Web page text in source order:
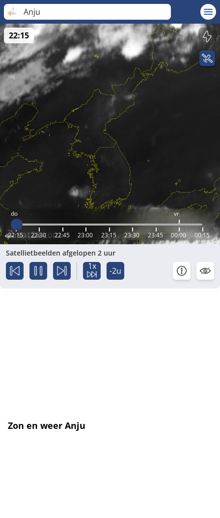
Anju
do vr
22:15 22:30 22:45 23:00 23:15 23:30 23:45 00:00 00:15
22:15
Satellietbeelden afgelopen 2 uur
1x -2u
Zon en weer Anju